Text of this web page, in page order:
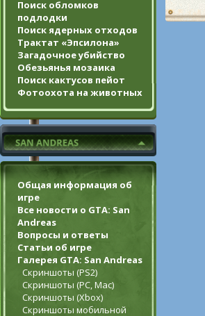
Поиск обломков
подлодки
Поиск ядерных отходов
Трактат «Эпсилона»
Загадочное убийство
Обезьянья мозаика
Поиск кактусов пейот
Фотоохота на животных
Общая информация об
игре
Все новости о GTA: San
Andreas
Вопросы и ответы
Статьи об игре
Галерея GTA: San Andreas
Скриншоты (PS2)
Скриншоты (PC, Mac)
Скриншоты (Xbox)
Скриншоты мобильной